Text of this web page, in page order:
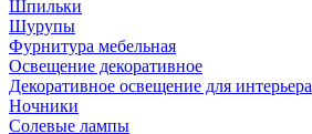
Шпильки
Шурупы
Фурнитура мебельная
Освещение декоративное
Декоративное освещение для интерьера
Ночники
Солевые лампы